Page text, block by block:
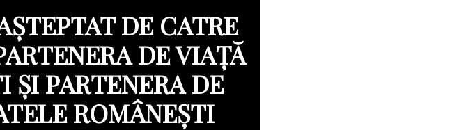
DE CATRE
DE VIAȚĂ
ȘI PARTENERA DE
ROMÂNEȘTI